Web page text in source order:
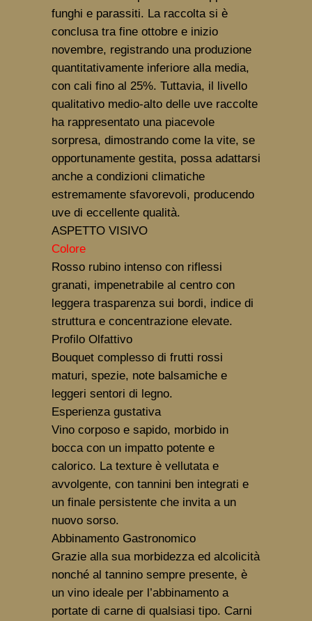
funghi e parassiti. La raccolta si è
conclusa tra fine ottobre e inizio
novembre, registrando una produzione
quantitativamente inferiore alla media,
con cali fino al 25%. Tuttavia, il livello
qualitativo medio-alto delle uve raccolte
ha rappresentato una piacevole
sorpresa, dimostrando come la vite, se
opportunamente gestita, possa adattarsi
anche a condizioni climatiche
estremamente sfavorevoli, producendo
uve di eccellente qualità.
ASPETTO VISIVO
Colore
Rosso rubino intenso con riflessi
granati, impenetrabile al centro con
leggera trasparenza sui bordi, indice di
struttura e concentrazione elevate.
Profilo Olfattivo
Bouquet complesso di frutti rossi
maturi, spezie, note balsamiche e
leggeri sentori di legno.
Esperienza gustativa
Vino corposo e sapido, morbido in
bocca con un impatto potente e
calorico. La texture è vellutata e
avvolgente, con tannini ben integrati e
un finale persistente che invita a un
nuovo sorso.
Abbinamento Gastronomico
Grazie alla sua morbidezza ed alcolicità
nonché al tannino sempre presente, è
un vino ideale per l’abbinamento a
portate di carne di qualsiasi tipo. Carni